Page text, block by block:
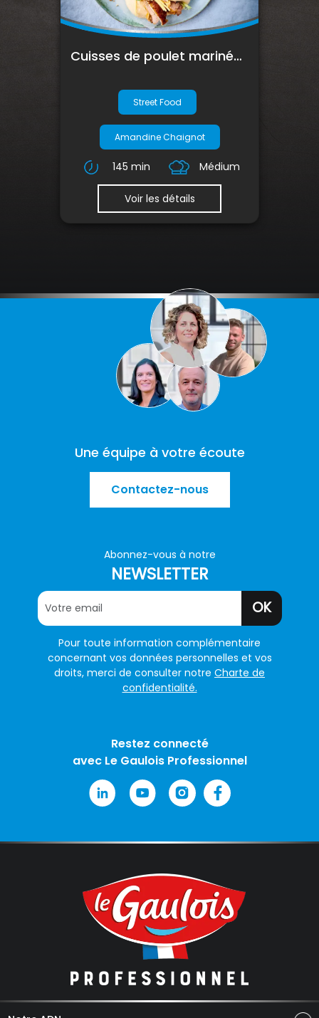
Cuisses de poulet marinées et snackées sous presse dans un bao
Street Food
Amandine Chaignot
145 min Médium
Voir les détails
Une équipe à votre écoute
Contactez-nous
Abonnez-vous à notre
NEWSLETTER
OK
Pour toute information complémentaire
concernant vos données personnelles et vos
droits, merci de consulter notre Charte de
confidentialité.
Restez connecté
avec Le Gaulois Professionnel